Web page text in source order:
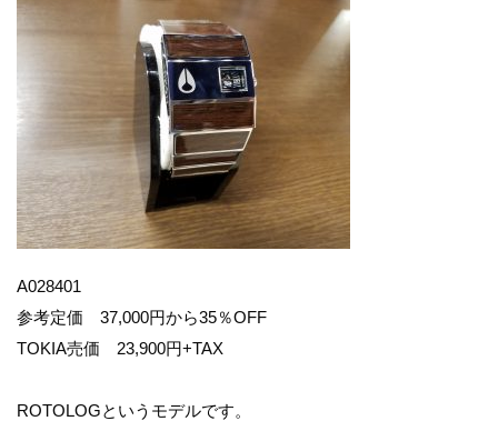
A028401
参考定価 37,000円から35％OFF
TOKIA売価 23,900円+TAX
ROTOLOGというモデルです。